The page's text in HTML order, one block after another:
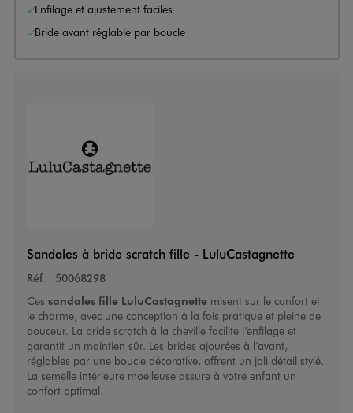
Enfilage et ajustement faciles
Bride avant réglable par boucle
Sandales à bride scratch fille - LuluCastagnette
Réf. : 50068298
Ces sandales fille LuluCastagnette misent sur le confort et
le charme, avec une conception à la fois pratique et pleine de
douceur. La bride scratch à la cheville facilite l’enfilage et
garantit un maintien sûr. Les brides ajourées à l’avant,
réglables par une boucle décorative, offrent un joli détail stylé.
La semelle intérieure moelleuse assure à votre enfant un
confort optimal.